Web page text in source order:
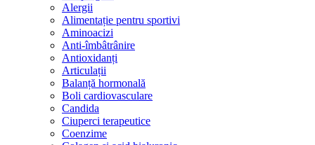
Alergii
Alimentație pentru sportivi
Aminoacizi
Anti-îmbâtrânire
Antioxidanți
Articulații
Balanță hormonală
Boli cardiovasculare
Candida
Ciuperci terapeutice
Coenzime